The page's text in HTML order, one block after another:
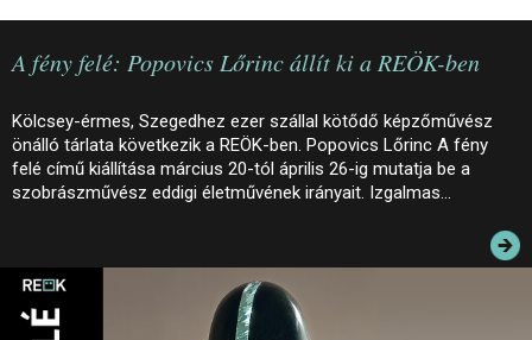
PROGRAMOK
KIÁLLÍTÁSOK
AZ ÉPÜLET
INFORMÁCIÓK
KONFERENCIA
ELÉRHETŐSÉG
A fény felé: Popovics Lőrinc állít ki a REÖK-ben
Kölcsey-érmes, Szegedhez ezer szállal kötődő képzőművész
önálló tárlata következik a REÖK-ben. Popovics Lőrinc A fény
felé című kiállítása március 20-tól április 26-ig mutatja be a
szobrászművész eddigi életművének irányait. Izgalmas…